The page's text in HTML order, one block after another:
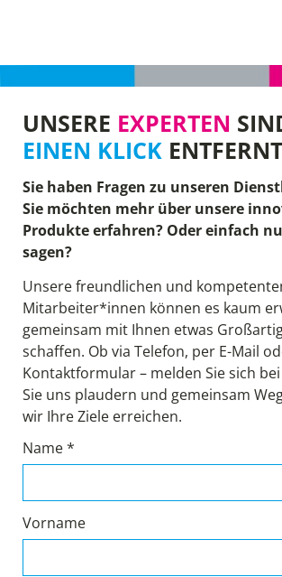
UNSERE EXPERTEN
EINEN KLICK
Sie haben Fragen zu unseren
Sie möchten mehr über unsere
Produkte erfahren? Oder einfach
sagen?
Unsere freundlichen und
Mitarbeiter*innen können es kaum
gemeinsam mit Ihnen etwas
schaffen. Ob via Telefon, per E-Mail
Kontaktformular – melden Sie sich
Sie uns plaudern und gemeinsam
wir Ihre Ziele erreichen.
Name *
Vorname